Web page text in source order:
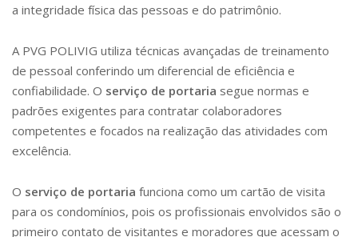
a integridade física das pessoas e do patrimônio.
A PVG POLIVIG utiliza técnicas avançadas de treinamento
de pessoal conferindo um diferencial de eficiência e
confiabilidade. O serviço de portaria segue normas e
padrões exigentes para contratar colaboradores
competentes e focados na realização das atividades com
excelência.
O serviço de portaria funciona como um cartão de visita
para os condomínios, pois os profissionais envolvidos são o
primeiro contato de visitantes e moradores que acessam o